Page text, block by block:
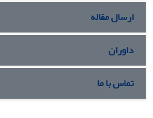
ارسال مقاله
داوران
تماس با ما